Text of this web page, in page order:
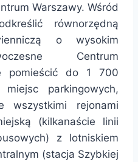
Warszawy. Wśród
równorzędną
o wysokim
Centrum
pomieścić do 1 700
parkingowych,
wszystkimi rejonami
(kilkanaście linii
z lotniskiem
(stacja Szybkiej